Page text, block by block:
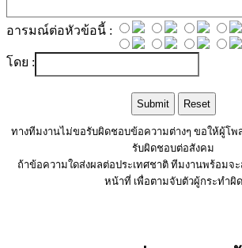
อารมณ์ต่อหัวข้อนี้ :
โดย :
ทางทีมงานไม่ขอรับผิดชอบข้อความต่างๆ ขอให้ผู้โพ
รับผิดชอบต่อสังคม
ถ้าข้อความใดส่งผลต่อประเทศชาติ ทีมงานพร้อมจะ
หน้าที่ เพื่อตามจับตัวผู้กระทำผิด